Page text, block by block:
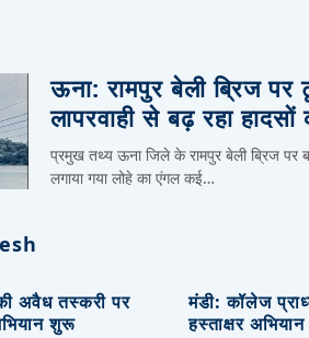
ऊना: रामपुर बेली ब्रिज पर
लापरवाही से बढ़ रहा
प्रमुख तथ्य ऊना जिले के रामपुर बेली ब्रिज पर
लगाया गया लोहे का एंगल कई…
अवैध तस्करी पर
शुरू
मंडी: कॉलेज
हस्ताक्षर